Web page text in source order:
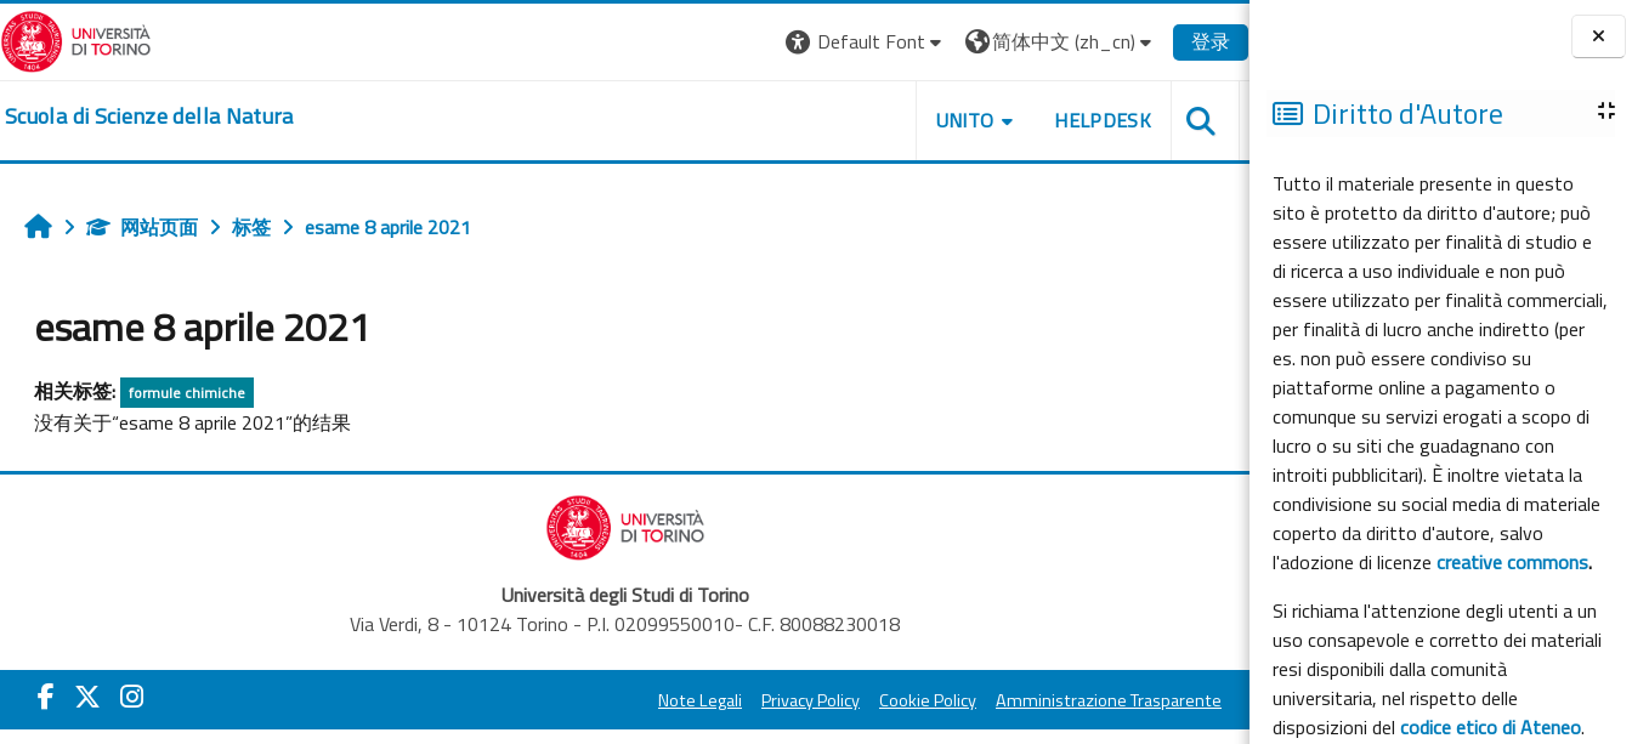
跳到主要内容
版块Diritto d'Autore
Tutto il materiale presente in questo
sito è protetto da diritto d'autore; può
essere utilizzato per finalità di studio e
di ricerca a uso individuale e non può
essere utilizzato per finalità commerciali,
per finalità di lucro anche indiretto (per
es. non può essere condiviso su
piattaforme online a pagamento o
comunque su servizi erogati a scopo di
lucro o su siti che guadagnano con
introiti pubblicitari). È inoltre vietata la
condivisione su social media di materiale
coperto da diritto d'autore, salvo
l'adozione di licenzecreative commons.
Si richiama l'attenzione degli utenti a un
uso consapevole e corretto dei materiali
resi disponibili dalla comunità
universitaria, nel rispetto delle
disposizioni delcodice etico di Ateneo.
Default Font 简体中文 ‎(zh_cn)‎ 登录
Scuola di Scienze della Natura UNITO HELPDESK
首页 网站页面 标签 esame 8 aprile 2021
esame 8 aprile 2021
相关标签: formule chimiche
没有关于“esame 8 aprile 2021”的结果
Università degli Studi di Torino
Via Verdi, 8 - 10124 Torino - P.I. 02099550010- C.F. 80088230018
Note Legali Privacy Policy Cookie Policy Amministrazione Trasparente